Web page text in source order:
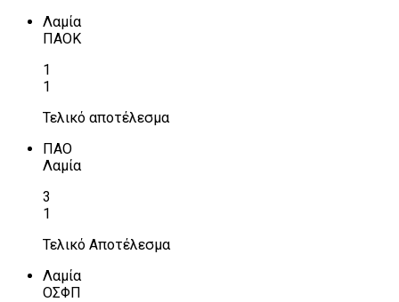
Λαμία
ΠΑΟΚ
1
1
Τελικό αποτέλεσμα
ΠΑΟ
Λαμία
3
1
Τελικό Αποτέλεσμα
Λαμία
ΟΣΦΠ